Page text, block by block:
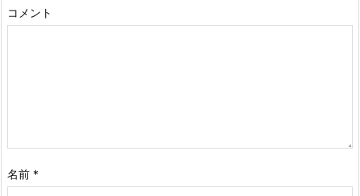
コメント
名前 *